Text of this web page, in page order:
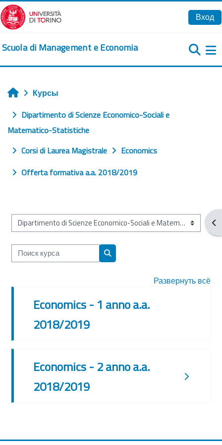
Перейти к основному содержанию
Вход
Scuola di Management e Economia
Главная
Курсы
Dipartimento di Scienze Economico-Sociali e
Matematico-Statistiche
Corsi di Laurea Magistrale
Economics
Offerta formativa a.a. 2018/2019
Категории курсов
Поиск курса
Поиск курса
Развернуть всё
Economics - 1 anno a.a.
2018/2019
Economics - 2 anno a.a.
2018/2019